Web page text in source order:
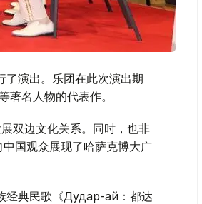
了演出。乐团在此次演出期
名人物的代表作。
双边文化关系。同时，也非
国观众展现了哈萨克博大广
经典民歌《Дудар-ай：都达